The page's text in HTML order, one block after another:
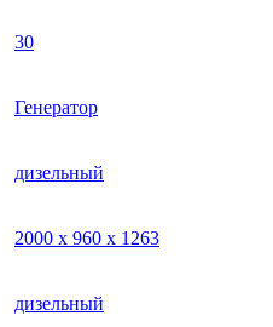
30
Генератор
дизельный
2000 х 960 х 1263
дизельный